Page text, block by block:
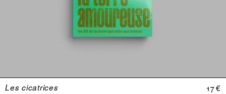
Les cicatrices 17 €